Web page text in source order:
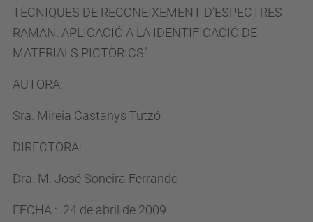
TÈCNIQUES DE RECONEIXEMENT D’ESPECTRES
RAMAN. APLICACIÓ A LA IDENTIFICACIÓ DE
MATERIALS PICTÒRICS”
AUTORA:
Sra. Mireia Castanys Tutzó
DIRECTORA:
Dra. M. José Soneira Ferrando
FECHA : 24 de abril de 2009